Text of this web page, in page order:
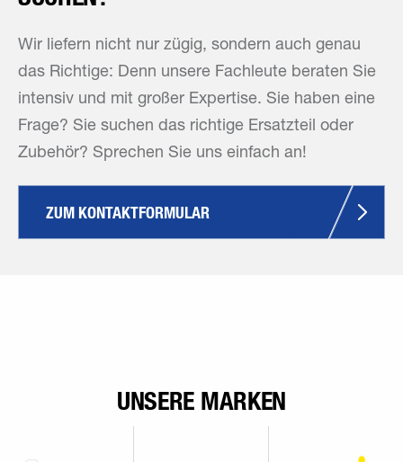
Wir liefern nicht nur zügig, sondern auch genau
das Richtige: Denn unsere Fachleute beraten Sie
intensiv und mit großer Expertise. Sie haben eine
Frage? Sie suchen das richtige Ersatzteil oder
Zubehör? Sprechen Sie uns einfach an!
ZUM KONTAKTFORMULAR
UNSERE MARKEN